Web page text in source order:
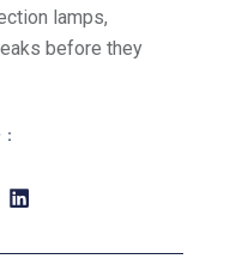
lamps,
before they